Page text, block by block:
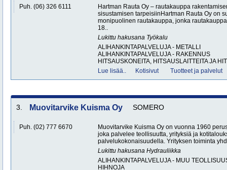
Puh. (06) 326 6111
Hartman Rauta Oy – rautakauppa
sisustamisen tarpeisiinHartman Rauta Oy on
monipuolinen rautakauppa, jonka
18..
Lukittu hakusana Työkalu
ALIHANKINTAPALVELUJA - METALLI
ALIHANKINTAPALVELUJA - RAKENNUS
HITSAUSKONEITA, HITSAUSLAITTEITA JA
Lue lisää..
Kotisivut Tuotteet ja palvelut
3. Muovitarvike Kuisma Oy SOMERO
Puh. (02) 777 6670
Muovitarvike Kuisma Oy on vuonna 1960
joka palvelee teollisuutta, yrityksiä ja
palvelukokonaisuudella. Yrityksen toiminta
Lukittu hakusana Hydrauliikka
ALIHANKINTAPALVELUJA - MUU
HIHNOJA